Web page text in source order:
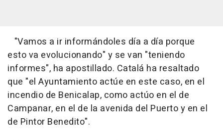
"Vamos a ir informándoles día a día porque
esto va evolucionando" y se van "teniendo
informes", ha apostillado. Catalá ha resaltado
que "el Ayuntamiento actúe en este caso, en el
incendio de Benicalap, como actúo en el de
Campanar, en el de la avenida del Puerto y en el
de Pintor Benedito".